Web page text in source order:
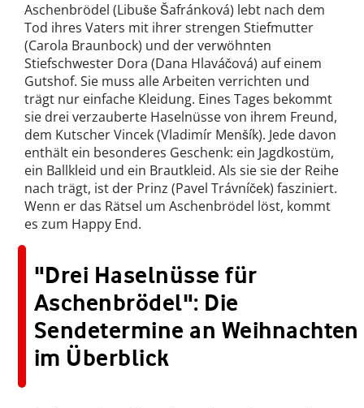
Aschenbrödel (Libuše Šafránková) lebt nach dem
Tod ihres Vaters mit ihrer strengen Stiefmutter
(Carola Braunbock) und der verwöhnten
Stiefschwester Dora (Dana Hlaváčová) auf einem
Gutshof. Sie muss alle Arbeiten verrichten und
trägt nur einfache Kleidung. Eines Tages bekommt
sie drei verzauberte Haselnüsse von ihrem Freund,
dem Kutscher Vincek (Vladimír Menšík). Jede davon
enthält ein besonderes Geschenk: ein Jagdkostüm,
ein Ballkleid und ein Brautkleid. Als sie sie der Reihe
nach trägt, ist der Prinz (Pavel Trávníček) fasziniert.
Wenn er das Rätsel um Aschenbrödel löst, kommt
es zum Happy End.
"Drei Haselnüsse für
Aschenbrödel": Die
Sendetermine an Weihnachten
im Überblick